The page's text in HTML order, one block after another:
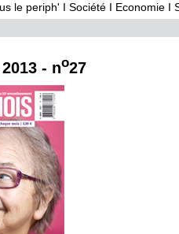
le periph' I Société I Economie I
- no27